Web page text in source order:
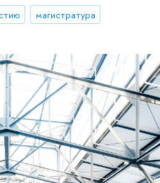
магистратура